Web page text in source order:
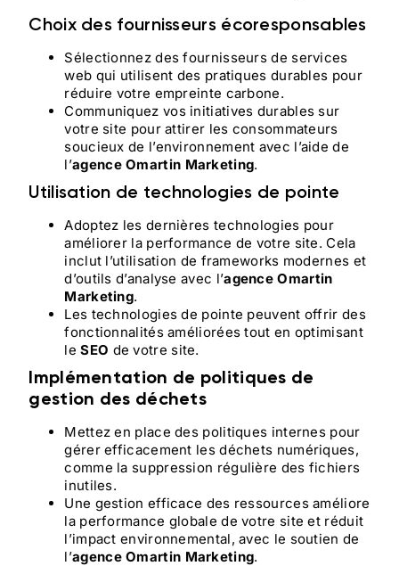
Choix des fournisseurs écoresponsables
Sélectionnez des fournisseurs de services
web qui utilisent des pratiques durables pour
réduire votre empreinte carbone.
Communiquez vos initiatives durables sur
votre site pour attirer les consommateurs
soucieux de l’environnement avec l’aide de
l’agence Omartin Marketing.
Utilisation de technologies de pointe
Adoptez les dernières technologies pour
améliorer la performance de votre site. Cela
inclut l’utilisation de frameworks modernes et
d’outils d’analyse avec l’agence Omartin
Marketing.
Les technologies de pointe peuvent offrir des
fonctionnalités améliorées tout en optimisant
leSEO de votre site.
Implémentation de politiques de
gestion des déchets
Mettez en place des politiques internes pour
gérer efficacement les déchets numériques,
comme la suppression régulière des fichiers
inutiles.
Une gestion efficace des ressources améliore
la performance globale de votre site et réduit
l’impact environnemental, avec le soutien de
l’agence Omartin Marketing.